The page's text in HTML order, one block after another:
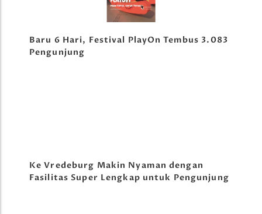
Baru 6 Hari, Festival PlayOn Tembus 3.083
Pengunjung
Ke Vredeburg Makin Nyaman dengan
Fasilitas Super Lengkap untuk Pengunjung